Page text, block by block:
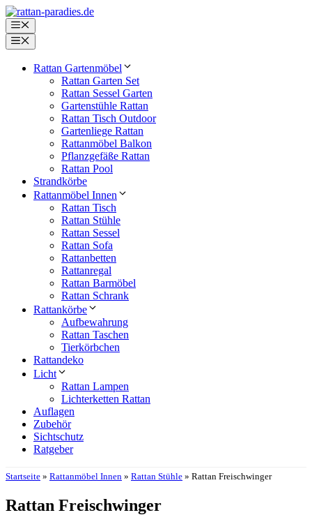
Zum
Inhalt
springen
Menü
Menü
Rattan Gartenmöbel
Rattan Garten Set
Rattan Sessel Garten
Gartenstühle Rattan
Rattan Tisch Outdoor
Gartenliege Rattan
Rattanmöbel Balkon
Pflanzgefäße Rattan
Rattan Pool
Strandkörbe
Rattanmöbel Innen
Rattan Tisch
Rattan Stühle
Rattan Sessel
Rattan Sofa
Rattanbetten
Rattanregal
Rattan Barmöbel
Rattan Schrank
Rattankörbe
Aufbewahrung
Rattan Taschen
Tierkörbchen
Rattandeko
Licht
Rattan Lampen
Lichterketten Rattan
Auflagen
Zubehör
Sichtschutz
Ratgeber
Startseite » Rattanmöbel Innen » Rattan Stühle » Rattan Freischwinger
Rattan Freischwinger